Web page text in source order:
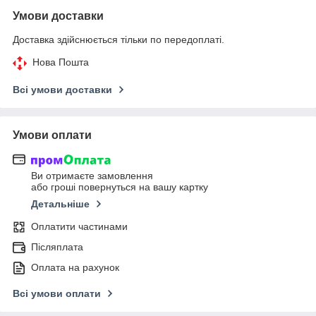
Умови доставки
Доставка здійснюється тільки по передоплаті.
Нова Пошта
Всі умови доставки
Умови оплати
Ви отримаєте замовлення
або гроші повернуться на вашу картку
Детальніше
Оплатити частинами
Післяплата
Оплата на рахунок
Всі умови оплати